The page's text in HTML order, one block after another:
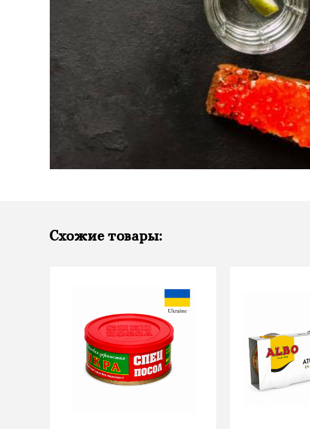
Схожие товары: